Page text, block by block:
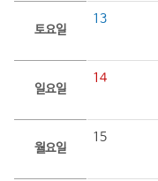
토요일
13
일요일
14
월요일
15